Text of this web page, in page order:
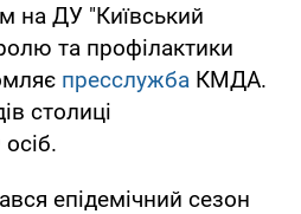
на ДУ "Київський
та профілактики
пресслужба КМДА.
столиці
епідемічний сезон